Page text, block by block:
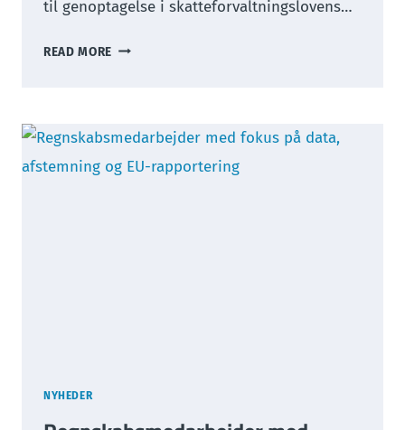
til genoptagelse i skatteforvaltningslovens…
READ MORE EKSTRAORDINÆR
UAGTSOMHED”
NYHEDER